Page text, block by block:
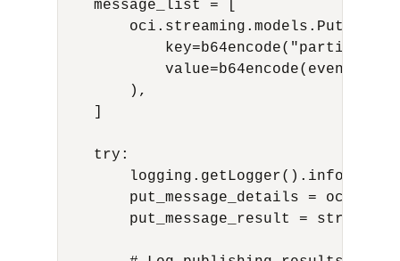
    message_list = [
key=b64encode("partition-
        ),
    try:
put_message_details =
put_message_result =